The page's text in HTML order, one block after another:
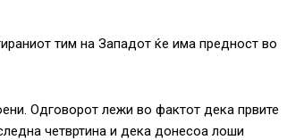
тим на Западот ќе има предност во
Одговорот лежи во фактот дека првите
четвртина и дека донесоа лоши